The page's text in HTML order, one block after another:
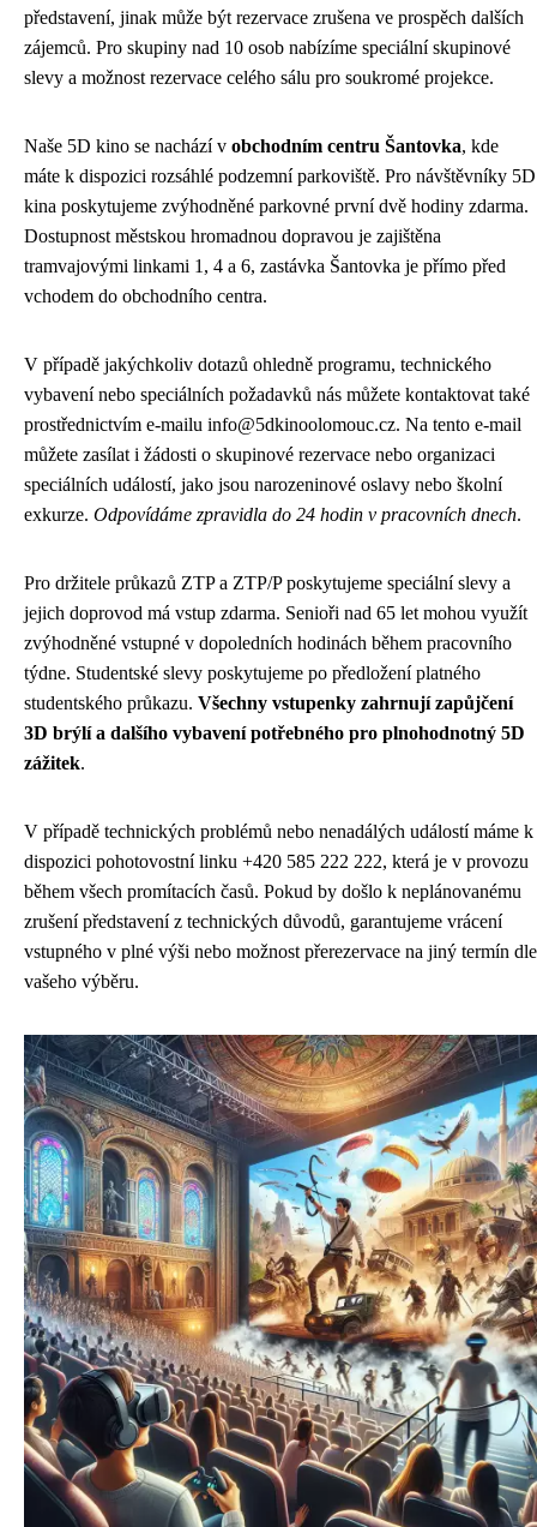
představení, jinak může být rezervace zrušena ve prospěch dalších
zájemců. Pro skupiny nad 10 osob nabízíme speciální skupinové
slevy a možnost rezervace celého sálu pro soukromé projekce.
Naše 5D kino se nachází v obchodním centru Šantovka, kde
máte k dispozici rozsáhlé podzemní parkoviště. Pro návštěvníky 5D
kina poskytujeme zvýhodněné parkovné první dvě hodiny zdarma.
Dostupnost městskou hromadnou dopravou je zajištěna
tramvajovými linkami 1, 4 a 6, zastávka Šantovka je přímo před
vchodem do obchodního centra.
V případě jakýchkoliv dotazů ohledně programu, technického
vybavení nebo speciálních požadavků nás můžete kontaktovat také
prostřednictvím e-mailu info@5dkinoolomouc.cz. Na tento e-mail
můžete zasílat i žádosti o skupinové rezervace nebo organizaci
speciálních událostí, jako jsou narozeninové oslavy nebo školní
exkurze. Odpovídáme zpravidla do 24 hodin v pracovních dnech.
Pro držitele průkazů ZTP a ZTP/P poskytujeme speciální slevy a
jejich doprovod má vstup zdarma. Senioři nad 65 let mohou využít
zvýhodněné vstupné v dopoledních hodinách během pracovního
týdne. Studentské slevy poskytujeme po předložení platného
studentského průkazu. Všechny vstupenky zahrnují zapůjčení
3D brýlí a dalšího vybavení potřebného pro plnohodnotný 5D
zážitek.
V případě technických problémů nebo nenadálých událostí máme k
dispozici pohotovostní linku +420 585 222 222, která je v provozu
během všech promítacích časů. Pokud by došlo k neplánovanému
zrušení představení z technických důvodů, garantujeme vrácení
vstupného v plné výši nebo možnost přerezervace na jiný termín dle
vašeho výběru.